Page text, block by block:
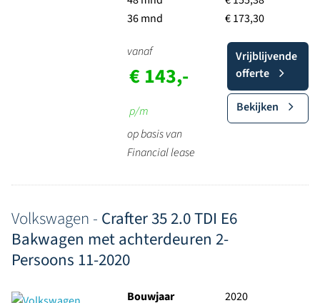
36 mnd
€ 173,30
vanaf
€ 143,-
p/m
op basis van
Financial lease
Vrijblijvende
offerte
Bekijken
Volkswagen - Crafter 35 2.0 TDI E6
Bakwagen met achterdeuren 2-
Persoons 11-2020
Bouwjaar
2020